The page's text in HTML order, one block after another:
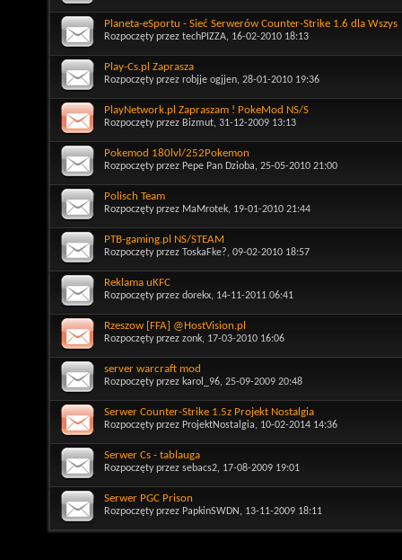
Planeta-eSportu - Sieć Serwerów Counter-Strike 1.6 dla Wszys
Rozpoczęty przez techPIZZA, 16-02-2010 18:13
Play-Cs.pl Zaprasza
Rozpoczęty przez robjje ogjjen, 28-01-2010 19:36
PlayNetwork.pl Zapraszam ! PokeMod NS/S
Rozpoczęty przez Bizmut, 31-12-2009 13:13
Pokemod 180lvl/252Pokemon
Rozpoczęty przez Pepe Pan Dzioba, 25-05-2010 21:00
Polisch Team
Rozpoczęty przez MaMrotek, 19-01-2010 21:44
PTB-gaming.pl NS/STEAM
Rozpoczęty przez ToskaFke?, 09-02-2010 18:57
Reklama uKFC
Rozpoczęty przez dorekx, 14-11-2011 06:41
Rzeszow [FFA] @HostVision.pl
Rozpoczęty przez zonk, 17-03-2010 16:06
server warcraft mod
Rozpoczęty przez karol_96, 25-09-2009 20:48
Serwer Counter-Strike 1.5z Projekt Nostalgia
Rozpoczęty przez ProjektNostalgia, 10-02-2014 14:36
Serwer Cs - tablauga
Rozpoczęty przez sebacs2, 17-08-2009 19:01
Serwer PGC Prison
Rozpoczęty przez PapkinSWDN , 13-11-2009 18:11